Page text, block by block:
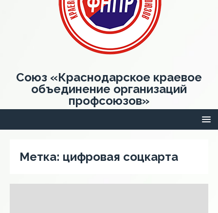
Союз «Краснодарское краевое
объединение организаций
профсоюзов»
Метка: цифровая соцкарта